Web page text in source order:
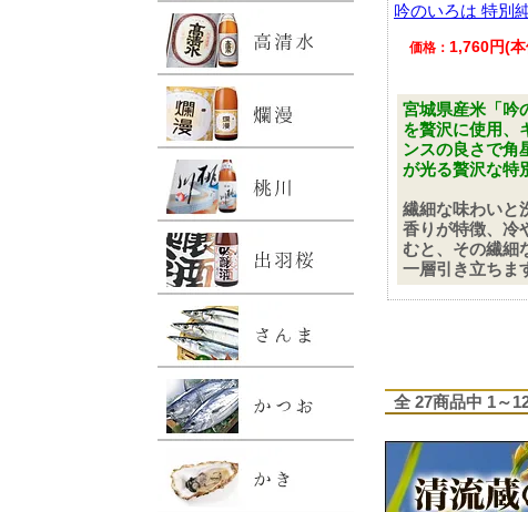
吟のいろは 特別
価格： 1,760円(本
宮城県産米「吟
を贅沢に使用、
ンスの良さで角
が光る贅沢な特
繊細な味わいと
香りが特徴、冷
むと、その繊細
一層引き立ちま
全 27商品中 1～